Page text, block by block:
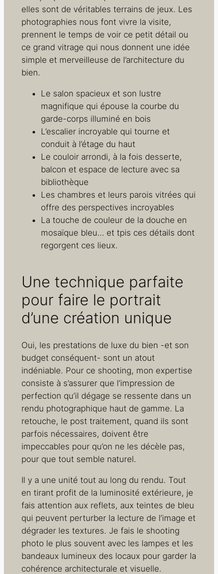
elles sont de véritables terrains de jeux. Les
photographies nous font vivre la visite,
prennent le temps de voir ce petit détail ou
ce grand vitrage qui nous donnent une idée
simple et merveilleuse de l’architecture du
bien.
Le salon spacieux et son lustre
magnifique qui épouse la courbe du
garde-corps illuminé en bois
L’escalier incroyable qui tourne et
conduit à l’étage du haut
Le couloir arrondi, à la fois desserte,
balcon et espace de lecture avec sa
bibliothèque
Les chambres et leurs parois vitrées qui
offre des perspectives incroyables
La touche de couleur de la douche en
mosaïque bleu… et tpis ces détails dont
regorgent ces lieux.
Une technique parfaite
pour faire le portrait
d’une création unique
Oui, les prestations de luxe du bien -et son
budget conséquent- sont un atout
indéniable. Pour ce shooting, mon expertise
consiste à s’assurer que l’impression de
perfection qu’il dégage se ressente dans un
rendu photographique haut de gamme. La
retouche, le post traitement, quand ils sont
parfois nécessaires, doivent être
impeccables pour qu’on ne les décèle pas,
pour que tout semble naturel.
Il y a une unité tout au long du rendu. Tout
en tirant profit de la luminosité extérieure, je
fais attention aux reflets, aux teintes de bleu
qui peuvent perturber la lecture de l’image et
dégrader les textures. Je fais le shooting
photo le plus souvent avec les lampes et les
bandeaux lumineux des locaux pour garder la
cohérence architecturale et visuelle.